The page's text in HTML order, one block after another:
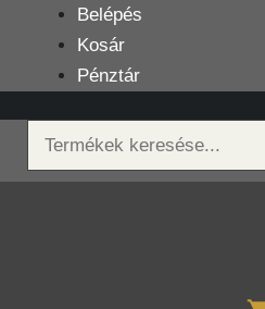
tartalomba
Belépés
Kosár
Pénztár
Keresés